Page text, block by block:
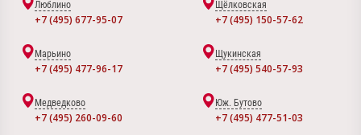
Люблино
+7 (495) 677-95-07
Щёлковская
+7 (495) 150-57-62
Марьино
+7 (495) 477-96-17
Щукинская
+7 (495) 540-57-93
Медведково
+7 (495) 260-09-60
Юж. Бутово
+7 (495) 477-51-03